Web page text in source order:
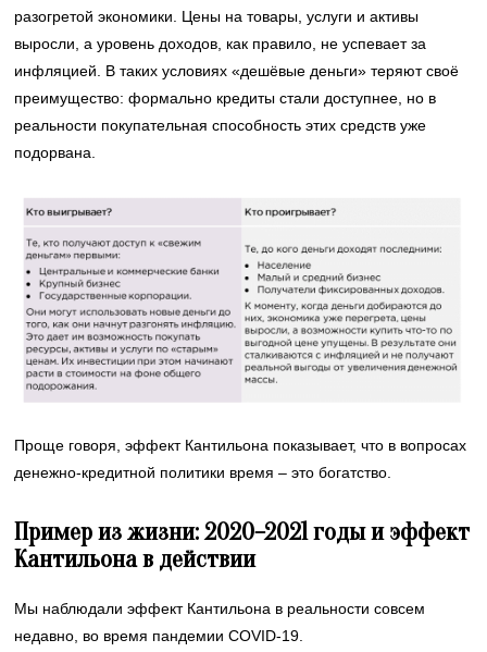
разогретой экономики. Цены на товары, услуги и активы
выросли, а уровень доходов, как правило, не успевает за
инфляцией. В таких условиях «дешёвые деньги» теряют своё
преимущество: формально кредиты стали доступнее, но в
реальности покупательная способность этих средств уже
подорвана.
Проще говоря, эффект Кантильона показывает, что в вопросах
денежно-кредитной политики время – это богатство.
Пример из жизни: 2020–2021 годы и эффект
Кантильона в действии
Мы наблюдали эффект Кантильона в реальности совсем
недавно, во время пандемии COVID-19.